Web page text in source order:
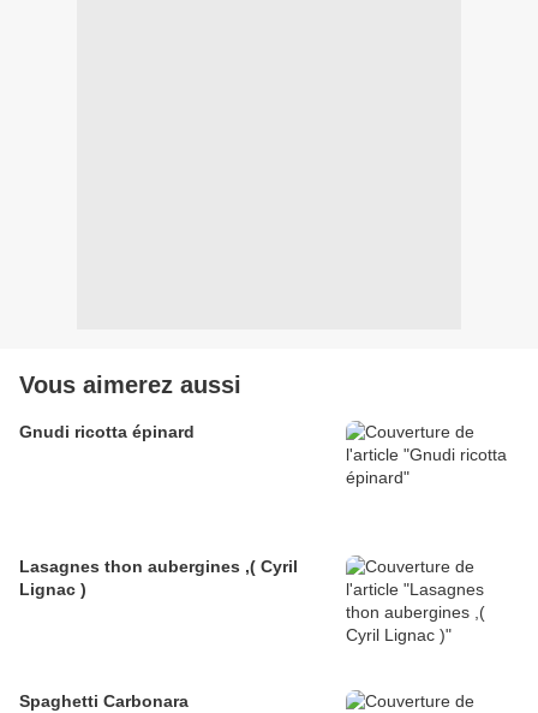
Vous aimerez aussi
Gnudi ricotta épinard
Lasagnes thon aubergines ,( Cyril
Lignac )
Spaghetti Carbonara